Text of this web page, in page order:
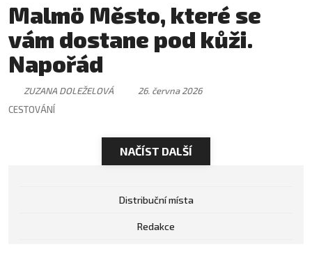
Malmö Město, které se
vám dostane pod kůži.
Napořád
ZUZANA DOLEŽELOVÁ
26. června 2026
CESTOVÁNÍ
NAČÍST DALŠÍ
Distribuční místa
Redakce